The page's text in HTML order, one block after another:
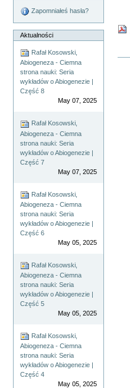
Zapomniałeś hasła?
Aktualności
Rafał Kosowski,
Abiogeneza - Ciemna
strona nauki: Seria
wykładów o Abiogenezie |
Część 8
May 07, 2025
Rafał Kosowski,
Abiogeneza - Ciemna
strona nauki: Seria
wykładów o Abiogenezie |
Część 7
May 07, 2025
Rafał Kosowski,
Abiogeneza - Ciemna
strona nauki: Seria
wykładów o Abiogenezie |
Część 6
May 05, 2025
Rafał Kosowski,
Abiogeneza - Ciemna
strona nauki: Seria
wykładów o Abiogenezie |
Część 5
May 05, 2025
Rafał Kosowski,
Abiogeneza - Ciemna
strona nauki: Seria
wykładów o Abiogenezie |
Część 4
May 05, 2025